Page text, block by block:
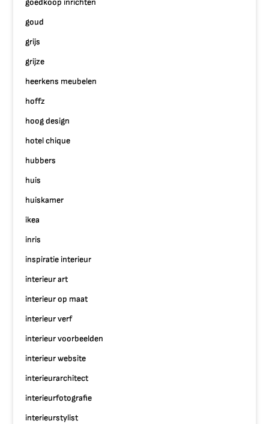
goedkoop inrichten
goud
grijs
grijze
heerkens meubelen
hoffz
hoog design
hotel chique
hubbers
huis
huiskamer
ikea
inris
inspiratie interieur
interieur art
interieur op maat
interieur verf
interieur voorbeelden
interieur website
interieurarchitect
interieurfotografie
interieurstylist